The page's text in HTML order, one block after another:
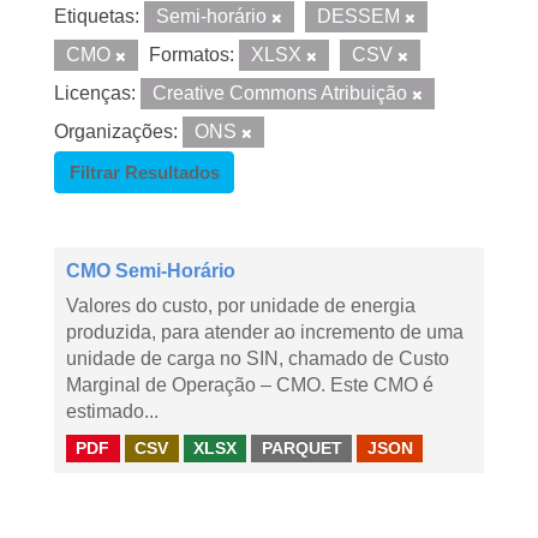
Etiquetas: Semi-horário
DESSEM
CMO
Formatos: XLSX
CSV
Licenças:
Creative Commons Atribuição
Organizações:
ONS
Filtrar Resultados
CMO Semi-Horário
Valores do custo, por unidade de energia
produzida, para atender ao incremento de uma
unidade de carga no SIN, chamado de Custo
Marginal de Operação – CMO. Este CMO é
estimado...
PDF CSV XLSX PARQUET JSON